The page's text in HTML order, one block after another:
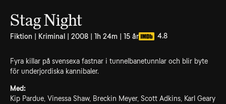
Stag Night
Fiktion | Kriminal | 2008 | 1h 24m | 15 år 4.8
Fyra killar på svensexa fastnar i tunnelbanetunnlar och blir byte
för underjordiska kannibaler.
Med:
Kip Pardue, Vinessa Shaw, Breckin Meyer, Scott Adkins, Karl Geary